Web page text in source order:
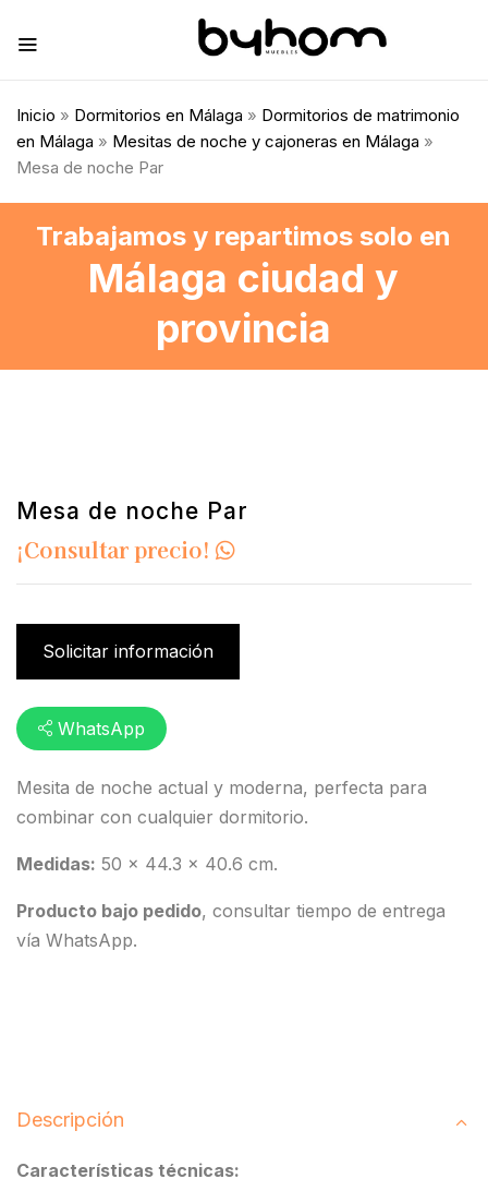
Inicio » Dormitorios en Málaga » Dormitorios de matrimonio
en Málaga » Mesitas de noche y cajoneras en Málaga »
Mesa de noche Par
Trabajamos y repartimos solo en
Málaga ciudad y
provincia
Mesa de noche Par
¡Consultar precio!
Mesita de noche actual y moderna, perfecta para
combinar con cualquier dormitorio.
Medidas: 50 x 44.3 x 40.6 cm.
Producto bajo pedido, consultar tiempo de entrega
vía WhatsApp.
Solicitar información
WhatsApp
Descripción
Características técnicas: